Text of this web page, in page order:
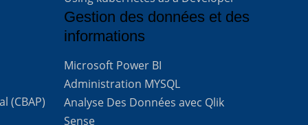
(CBAP)
Gestion des données et des
informations
Microsoft Power BI
Administration MYSQL
Analyse Des Données avec Qlik
Sense